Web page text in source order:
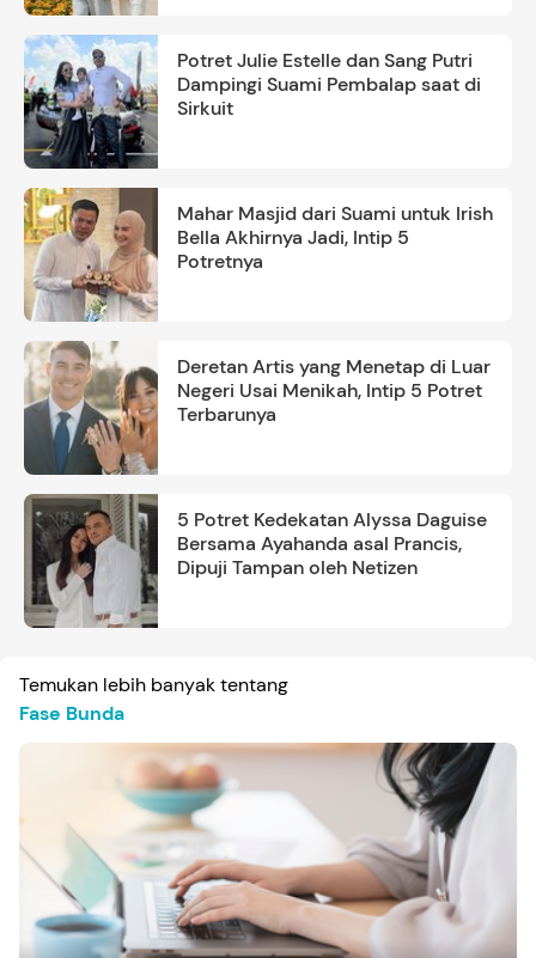
Potret Julie Estelle dan Sang Putri
Dampingi Suami Pembalap saat di
Sirkuit
Mahar Masjid dari Suami untuk Irish
Bella Akhirnya Jadi, Intip 5
Potretnya
Deretan Artis yang Menetap di Luar
Negeri Usai Menikah, Intip 5 Potret
Terbarunya
5 Potret Kedekatan Alyssa Daguise
Bersama Ayahanda asal Prancis,
Dipuji Tampan oleh Netizen
Temukan lebih banyak tentang
Fase Bunda